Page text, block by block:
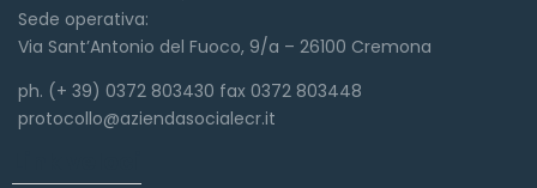
Sede operativa:
Via Sant’Antonio del Fuoco, 9/a – 26100 Cremona
ph. (+ 39) 0372 803430 fax 0372 803448
protocollo@aziendasocialecr.it